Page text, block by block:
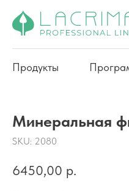
Продукты
Минеральная
SKU: 2080
6450,00 р.